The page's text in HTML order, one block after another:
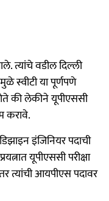
त्यांचे वडील दिल्ली
स्वीटी या पूर्णपणे
की लेकीने यूपीएससी
करावे.
इंजिनियर पदाची
यूपीएससी परीक्षा
त्यांची आयपीएस पदावर